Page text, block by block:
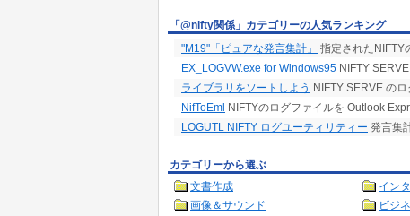
「@nifty関係」カテゴリーの人気ランキング
"M19"「ピュアな発言集計」
指定されたNIFTY
EX_LOGVW.exe for Windows95 NIFTY
ライブラリをソートしよう NIFTY SERVE の
NifToEml NIFTYのログファイルを Outlook
LOGUTL NIFTY ログユーティリティー 発言集
カテゴリーから選ぶ
文書作成
イン
画像＆サウンド
ビジ